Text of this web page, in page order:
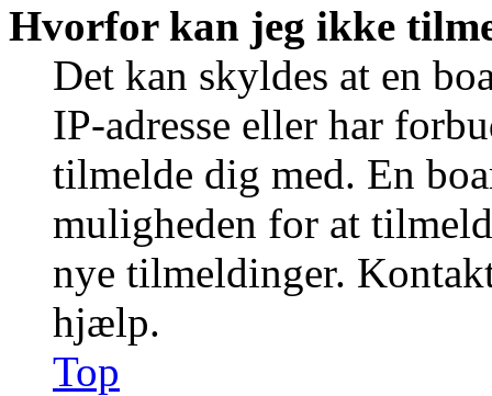
Hvorfor kan jeg ikke
Det kan skyldes at en
IP-adresse eller har
tilmelde dig med. En
muligheden for at
nye tilmeldinger.
hjælp.
Top